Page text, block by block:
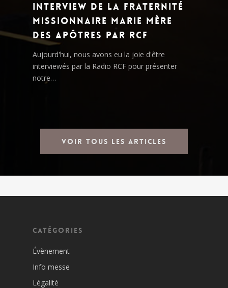
Interview de la Fraternité
Missionnaire Marie Mère
des Apôtres par RCF
Aujourd'hui, nous avons eu la joie d'être
interviewés par la Radio RCF pour présenter
notre…
Voir tous les articles
Catégories
Évènement
Info messe
Légalité